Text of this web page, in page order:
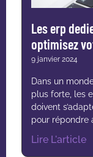
Les erp
optimisez
9 janvier 2024
Dans un
plus forte, les
doivent
pour répondre
Lire L'article